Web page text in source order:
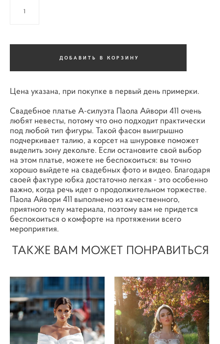
ДОБАВИТЬ В КОРЗИНУ
Цена указана, при покупке в первый день примерки.
Свадебное платье А-силуэта Паола Айвори 411 очень
любят невесты, потому что оно подходит практически
под любой тип фигуры. Такой фасон выигрышно
подчеркивает талию, а корсет на шнуровке поможет
выделить зону декольте. Если остановите свой выбор
на этом платье, можете не беспокоиться: вы точно
хорошо выйдете на свадебных фото и видео. Благодаря
своей фактуре юбка достаточно легкая - это особенно
важно, когда речь идет о продолжительном торжестве.
Паола Айвори 411 выполнено из качественного,
приятного телу материала, поэтому вам не придется
беспокоиться о комфорте на протяжении всего
мероприятия.
ТАКЖЕ ВАМ МОЖЕТ ПОНРАВИТЬСЯ